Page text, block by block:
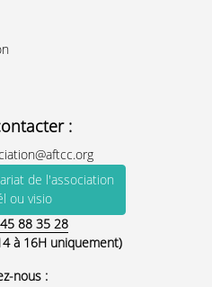
:
de l'association
ou visio
88 35 28
à 16H uniquement)
nous :